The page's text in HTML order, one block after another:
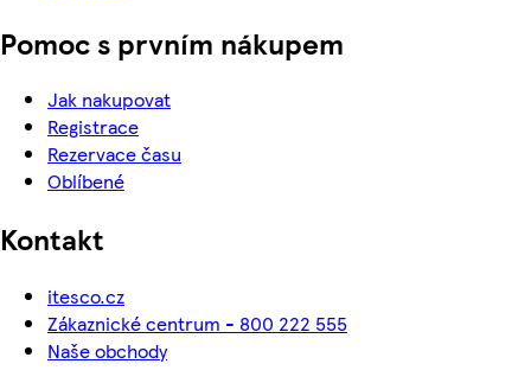
Pomoc s prvním nákupem
Jak nakupovat
Registrace
Rezervace času
Oblíbené
Kontakt
itesco.cz
Zákaznické centrum - 800 222 555
Naše obchody